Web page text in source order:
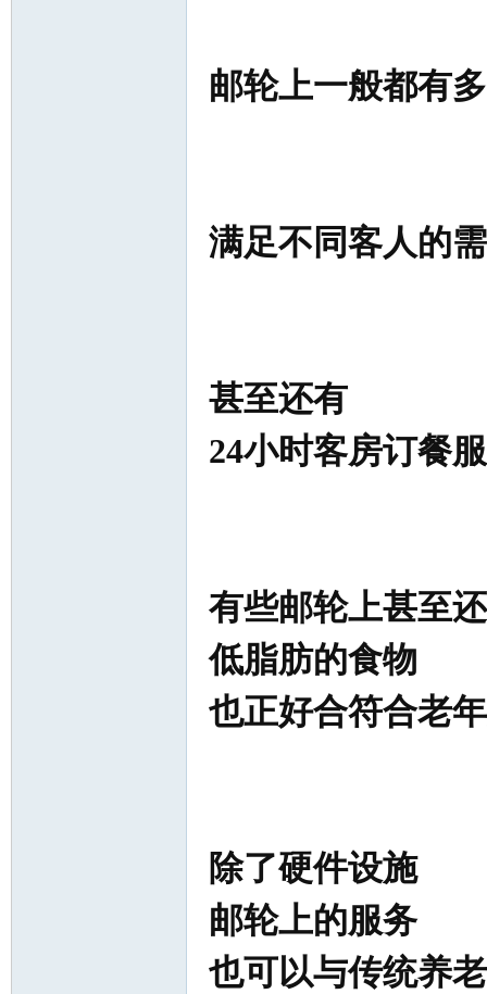
邮轮上一般都有
满足不同客人的
甚至还有
24小时客房订餐
有些邮轮上甚至
低脂肪的食物
也正好合符合老
除了硬件设施
邮轮上的服务
也可以与传统养